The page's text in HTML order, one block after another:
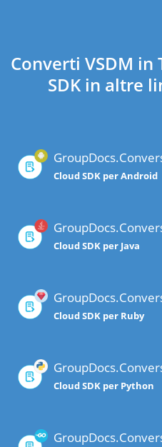
Converti VSDM in
SDK in altre
Cloud SDK per Android
Cloud SDK per Java
Cloud SDK per Ruby
Cloud SDK per Python